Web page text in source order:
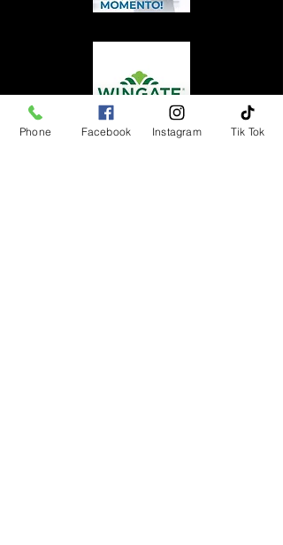
Phone Facebook Instagram Tik Tok